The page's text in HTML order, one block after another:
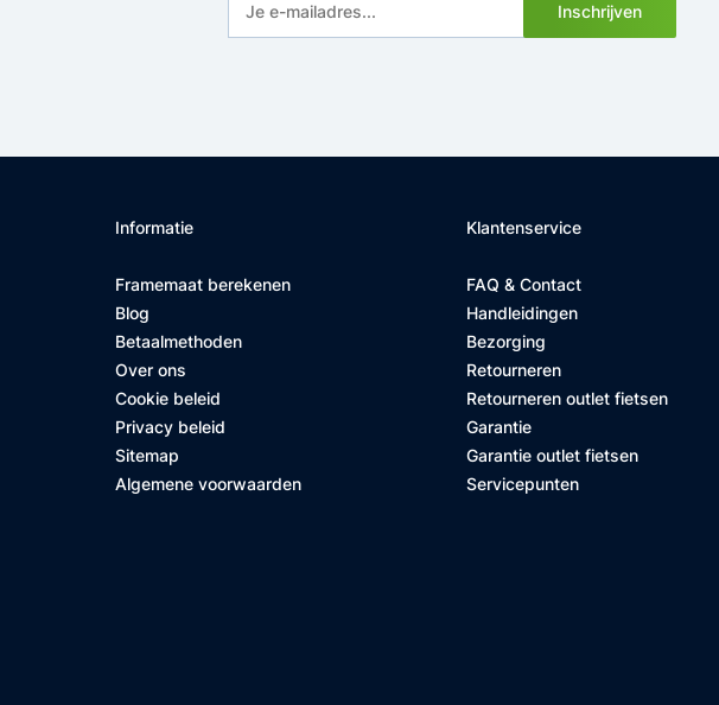
Inschrijven
Informatie
Framemaat berekenen
Blog
Betaalmethoden
Over ons
Cookie beleid
Privacy beleid
Sitemap
Algemene voorwaarden
Klantenservice
FAQ & Contact
Handleidingen
Bezorging
Retourneren
Retourneren outlet fietsen
Garantie
Garantie outlet fietsen
Servicepunten